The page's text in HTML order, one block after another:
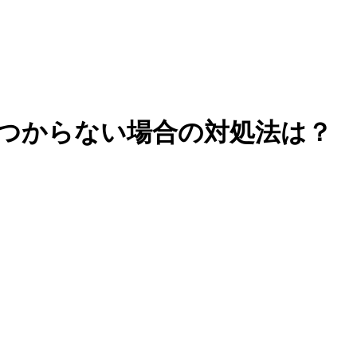
からない場合の対処法は？